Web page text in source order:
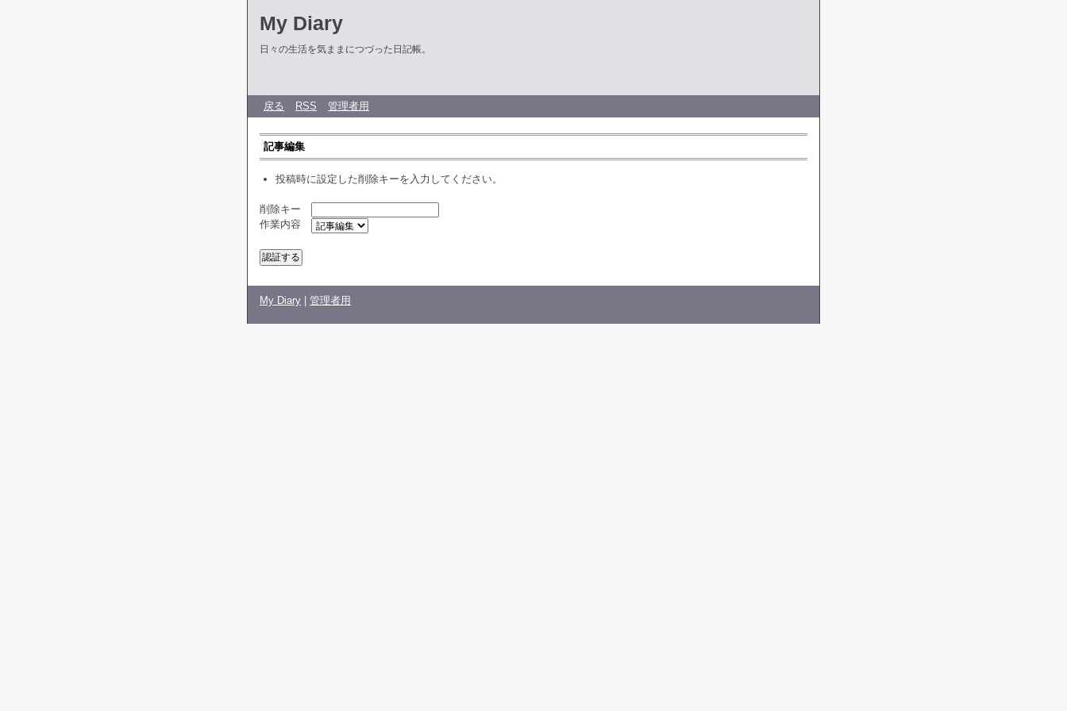
My Diary
日々の生活を気ままにつづった日記帳。
戻る RSS 管理者用
記事編集
投稿時に設定した削除キーを入力してください。
削除キー
作業内容
My Diary 管理者用